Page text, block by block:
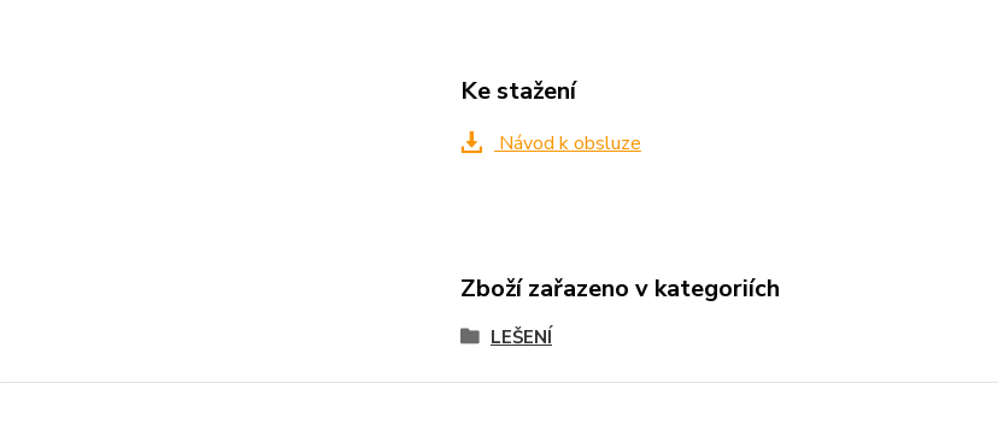
Ke stažení
Návod k obsluze
Zboží zařazeno v kategoriích
LEŠENÍ